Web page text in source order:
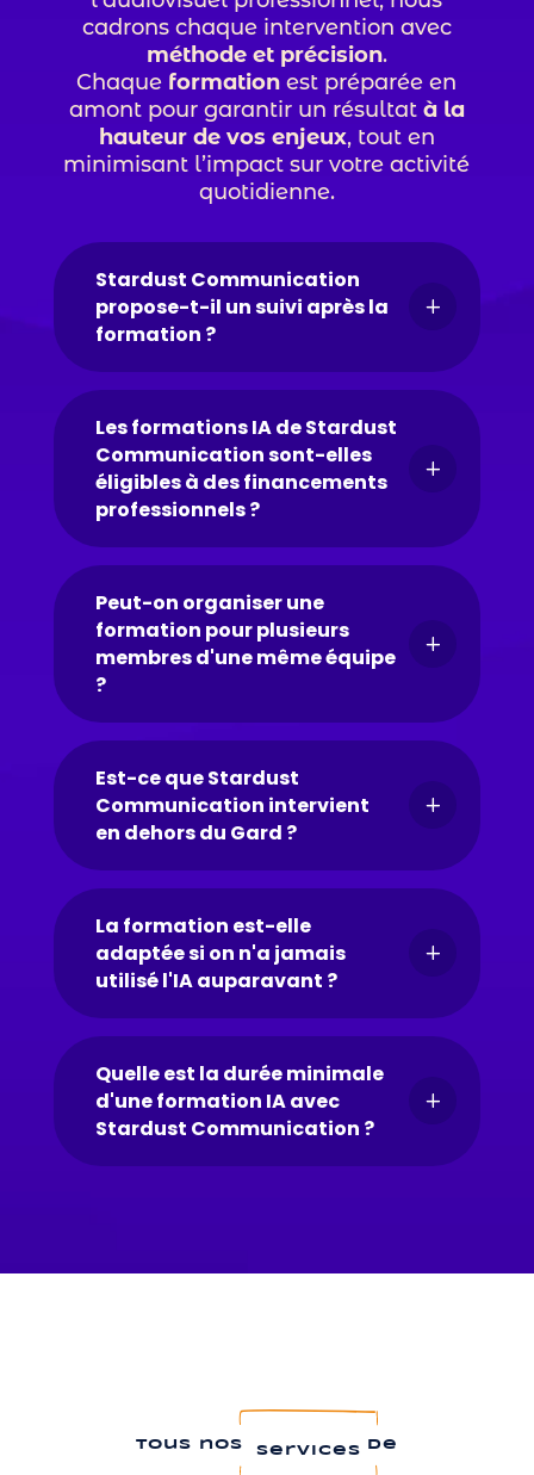
cadrons chaque intervention avec
méthode et précision.
Chaque formation est préparée en
amont pour garantir un résultatà la
hauteur de vos enjeux, tout en
minimisant l’impact sur votre activité
quotidienne.
L
Stardust Communication
propose-t-il un suivi après la
formation ?
L
Les formations IA de Stardust
Communication sont-elles
éligibles à des financements
professionnels ?
L
Peut-on organiser une
formation pour plusieurs
membres d'une même équipe
?
L
Est-ce que Stardust
Communication intervient
en dehors du Gard ?
L
La formation est-elle
adaptée si on n'a jamais
utilisé l'IA auparavant ?
L
Quelle est la durée minimale
d'une formation IA avec
Stardust Communication ?
Tous nos Services de